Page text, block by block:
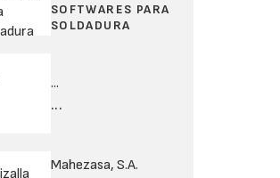
SOFTWARES PARA
SOLDADURA
...
...
Mahezasa, S.A.